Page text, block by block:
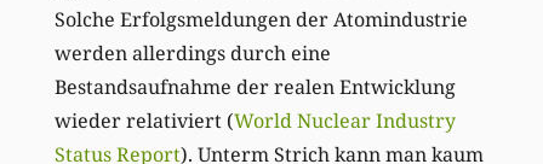
Solche Erfolgsmeldungen der Atomindustrie
werden allerdings durch eine
Bestandsaufnahme der realen Entwicklung
wieder relativiert (World Nuclear Industry
Status Report). Unterm Strich kann man kaum